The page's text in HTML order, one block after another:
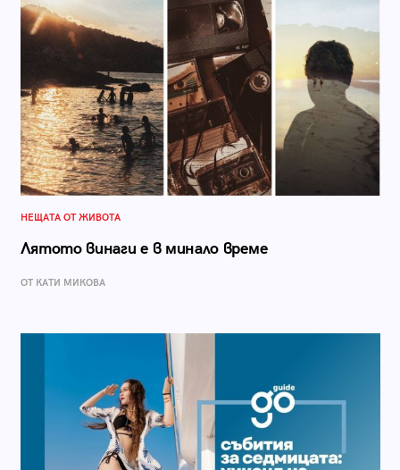
НЕЩАТА ОТ ЖИВОТА
Лятото винаги е в минало време
ОТ КАТИ МИКОВА